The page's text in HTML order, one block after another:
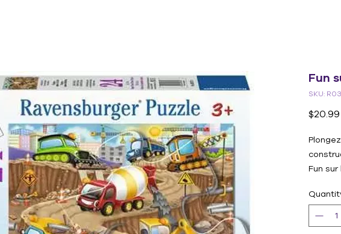
Fun
SKU:
$20.99
Fun
parfait